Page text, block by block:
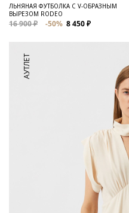
ЛЬНЯНАЯ ФУТБОЛКА C V-ОБРАЗНЫМ
ВЫРЕЗОМ RODEO
16 900 ₽ -50% 8 450 ₽
АУТЛЕТ